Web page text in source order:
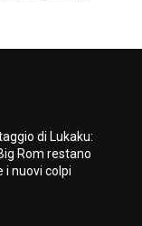
di Lukaku:
Rom restano
i nuovi colpi